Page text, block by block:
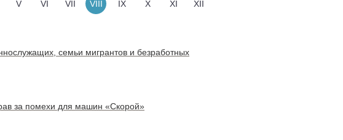
V VI VII VIII IX X XI XII
семьи мигрантов и безработных
за помехи для машин «Скорой»